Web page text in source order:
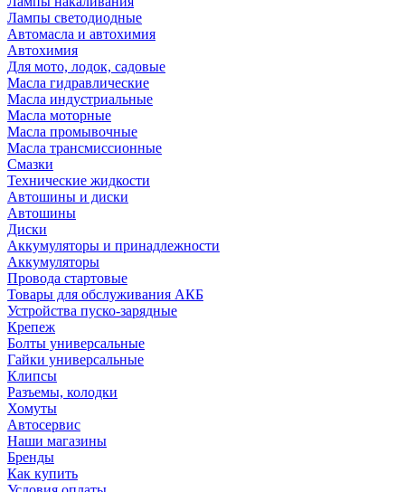
Лампы светодиодные
Автомасла и автохимия
Автохимия
Для мото, лодок, садовые
Масла гидравлические
Масла индустриальные
Масла моторные
Масла промывочные
Масла трансмиссионные
Смазки
Технические жидкости
Автошины и диски
Автошины
Диски
Аккумуляторы и принадлежности
Аккумуляторы
Провода стартовые
Товары для обслуживания АКБ
Устройства пуско-зарядные
Крепеж
Болты универсальные
Гайки универсальные
Клипсы
Разъемы, колодки
Хомуты
Автосервис
Наши магазины
Бренды
Как купить